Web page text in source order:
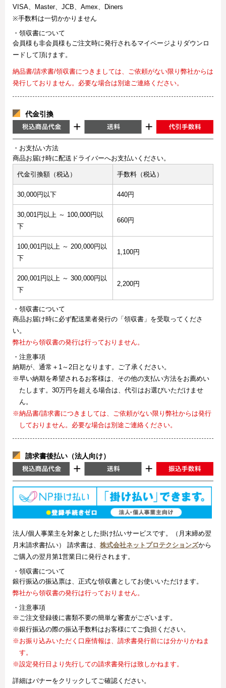
VISA、Master、JCB、Amex、Diners
※手数料は一切かかりません
・領収書について
会員様も非会員様もご注文時に発行されるマイページよりダウンロ
ードして頂けます。
納品書/請求書/領収書につきましては、ご依頼がない限り弊社からは
発行しておりません。必要な場合は別途ご連絡ください。
代金引換
・お支払い方法
商品お届け時に配送ドライバーへお支払いください。
代金引換額（税込） 手数料（税込）
30,000円以下 440円
30,001円以上 ～ 100,000円以
下
660円
100,001円以上 ～ 200,000円以
下
1,100円
200,001円以上 ～ 300,000円以
下
2,200円
・領収書について
商品お届け時に必ず配送業者発行の「領収書」を受取ってくださ
い。
弊社から領収書の発行は行っておりません。
・注意事項
納期が、通常＋1～2日となります。ご了承ください。
※早い納期を希望されるお客様は、その他の支払い方法をお薦めい
たします。30万円を超える場合は、代引はお選びいただけませ
ん。
※納品書/請求書につきましては、ご依頼がない限り弊社からは発行
しておりません。必要な場合は別途ご連絡ください。
請求書後払い（法人向け）
法人/個人事業主を対象とした掛け払いサービスです。（月末締め翌
月末請求書払い） 請求書は、 株式会社ネットプロテクションズから
ご購入の翌月第1営業日に発行されます。
・領収書について
銀行振込の振込票は、正式な領収書としてお使いいただけます。
弊社から領収書の発行は行っておりません。
・注意事項
※ご注文登録後に書類不要の簡単な審査がございます。
※銀行振込の際の振込手数料はお客様にてご負担ください。
※お振り込みいただく口座情報は、請求書発行前には分かりかねま
す。
※設定発行日より先行しての請求書発行は致しかねます。
詳細はバナーをクリックしてご確認ください。